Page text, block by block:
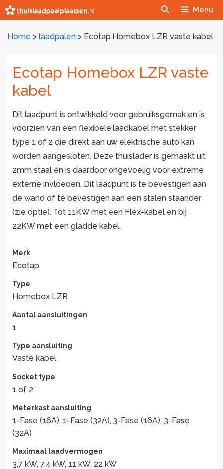
Ga
naar
de
Menu
Home > laadpalen > Ecotap Homebox LZR vaste kabel
Ecotap Homebox LZR vaste
kabel
Dit laadpunt is ontwikkeld voor gebruiksgemak en is
voorzien van een flexibele laadkabel met stekker
type 1 of 2 die direkt aan uw elektrische auto kan
worden aangesloten. Deze thuislader is gemaakt uit
2mm staal en is daardoor ongevoelig voor extreme
externe invloeden. Dit laadpunt is te bevestigen aan
de wand of te bevestigen aan een stalen staander
(zie optie). Tot 11KW met een Flex-kabel en bij
22KW met een gladde kabel.
Merk
Ecotap
Type
Homebox LZR
Aantal aansluitingen
1
Type aansluiting
Vaste kabel
Socket type
1 of 2
Meterkast aansluiting
1-Fase (16A), 1-Fase (32A), 3-Fase (16A), 3-Fase
(32A)
Maximaal laadvermogen
3,7 kW, 7,4 kW, 11 kW, 22 kW